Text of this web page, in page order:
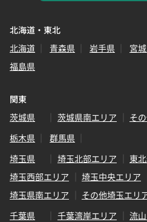
北海道・東北
北海道
青森県 岩手県 宮
福島県
関東
茨城県
茨城県南エリア
そ
栃木県
群馬県
埼玉県
埼玉北部エリア
東
埼玉西部エリア
埼玉中央エリア
埼玉県南エリア
その他埼玉エリ
千葉県
千葉湾岸エリア
流